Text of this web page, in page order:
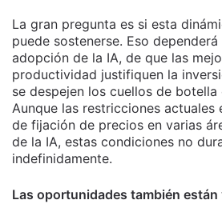
La gran pregunta es si esta
puede sostenerse. Eso
adopción de la IA, de que las
productividad justifiquen la
se despejen los cuellos de botella
Aunque las restricciones actuales
de fijación de precios en varias
de la IA, estas condiciones no
indefinidamente.
Las oportunidades también